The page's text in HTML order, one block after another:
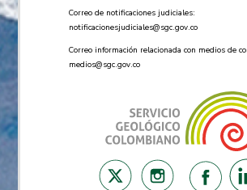
Correo de notificaciones judiciales:
notificacionesjudiciales@sgc.gov.co
Correo información relacionada con medios de
medios@sgc.gov.co